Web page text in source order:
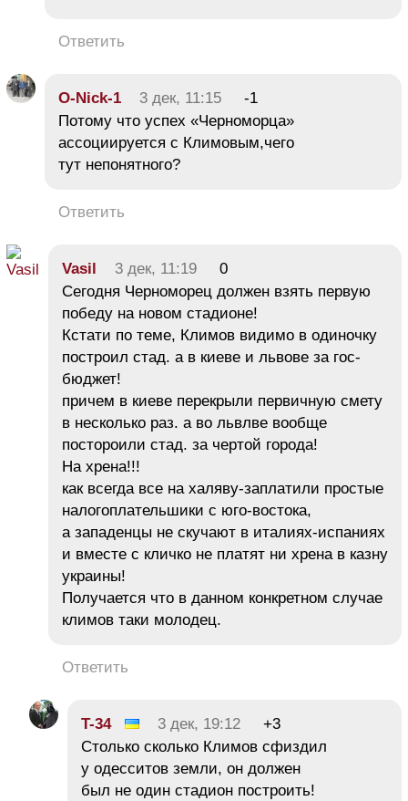
Ответить
O-Nick-1 3 дек, 11:15
-1
Потому что успех «Черноморца»
ассоциируется с Климовым,чего
тут непонятного?
Ответить
Vasil 3 дек, 11:19
0
Сегодня Черноморец должен взять первую
победу на новом стадионе!
Кстати по теме, Климов видимо в одиночку
построил стад. а в киеве и львове за гос-
бюджет!
причем в киеве перекрыли первичную смету
в несколько раз. а во львлве вообще
постороили стад. за чертой города!
На хрена!!!
как всегда все на халяву-заплатили простые
налогоплательшики с юго-востока,
а западенцы не скучают в италиях-испаниях
и вместе с кличко не платят ни хрена в казну
украины!
Получается что в данном конкретном случае
климов таки молодец.
Ответить
T-34 3 дек, 19:12
+3
Столько сколько Климов сфиздил
у одесситов земли, он должен
был не один стадион построить!